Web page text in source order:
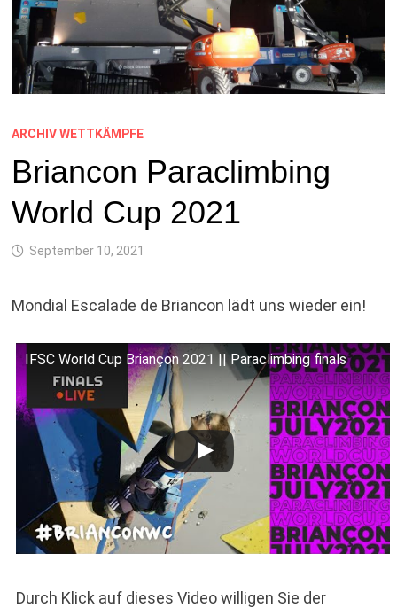
ARCHIV WETTKÄMPFE
Briancon Paraclimbing
World Cup 2021
September 10, 2021
Mondial Escalade de Briancon lädt uns wieder ein!
IFSC World Cup Briançon 2021 || Paraclimbing finals
Durch Klick auf dieses Video willigen Sie der